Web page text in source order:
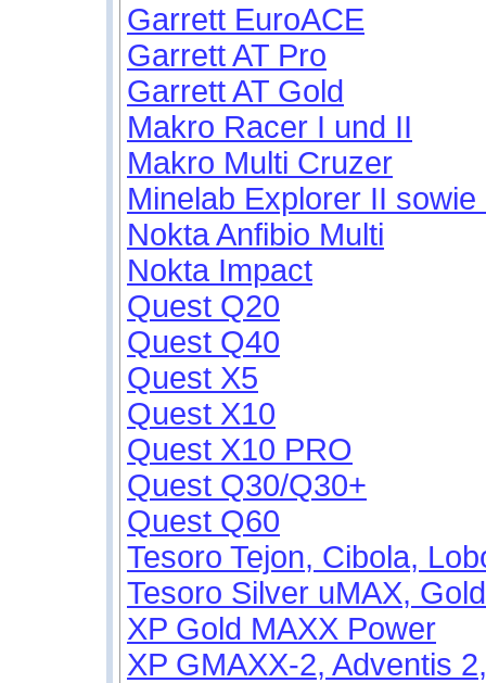
Garrett EuroACE
Garrett AT Pro
Garrett AT Gold
Makro Racer I und II
Makro Multi Cruzer
Minelab Explorer II
Nokta Anfibio Multi
Nokta Impact
Quest Q20
Quest Q40
Quest X5
Quest X10
Quest X10 PRO
Quest Q30/Q30+
Quest Q60
Tesoro Tejon, Cibola,
Tesoro Silver uMAX,
XP Gold MAXX Power
XP GMAXX-2, Adventis